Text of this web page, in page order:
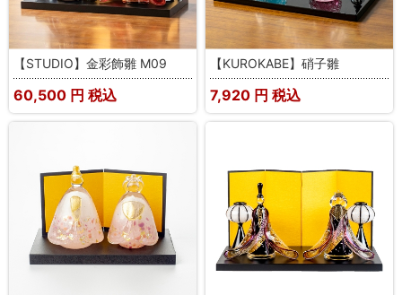
【STUDIO】金彩飾雛 M09
60,500 円 税込
【KUROKABE】硝子雛
7,920 円 税込